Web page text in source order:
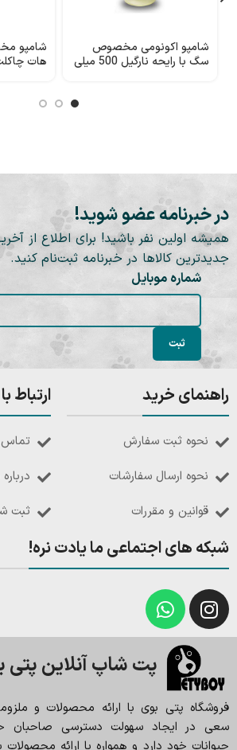
شامپو اکونومی مخصوص
سگ با رایحه نارگیل 500 میلی
شامپو
در خبرنامه عضو شوید!
همیشه اولین نفر باشید! برای اطلاع از
جدیدترین کالاها در خبرنامه ثبت‌نام کنید.
شماره موبایل
راهنمای خرید
نحوه ثبت سفارش
نحوه ارسال سفارشات
قوانین و مقررات
ارتباط
تماس
ثبت
شبکه های اجتماعی ما یادت نره!
پت شاپ آنلاین پتی
فروشگاه پتی بوی با ارائه محصولات و
سعی در ایجاد سهولت دسترسی صاحبان
حیوانات خود دارد و همواره با ارائه